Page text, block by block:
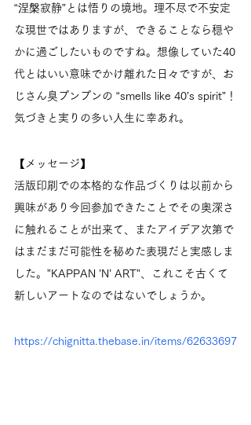
“涅槃寂静”とは悟りの境地。理不尽で不安定
な現世ではありますが、できることなら穏や
かに過ごしたいものですね。想像していた40
代とはいい意味でかけ離れた日々ですが、お
じさん臭プンプンの “smells like 40’s spirit”！
気づきと実りの多い人生に幸あれ。
【メッセージ】
活版印刷での本格的な作品づくりは以前から
興味があり今回参加できたことでその奥深さ
に触れることが出来て、またアイデア次第で
はまだまだ可能性を秘めた表現だと実感しま
した。”KAPPAN ’N’ ART”、これこそ古くて
新しいアートなのではないでしょうか。
https://chignitta.thebase.in/items/62633697